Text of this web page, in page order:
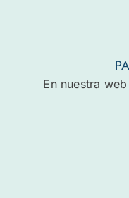
En nuestra